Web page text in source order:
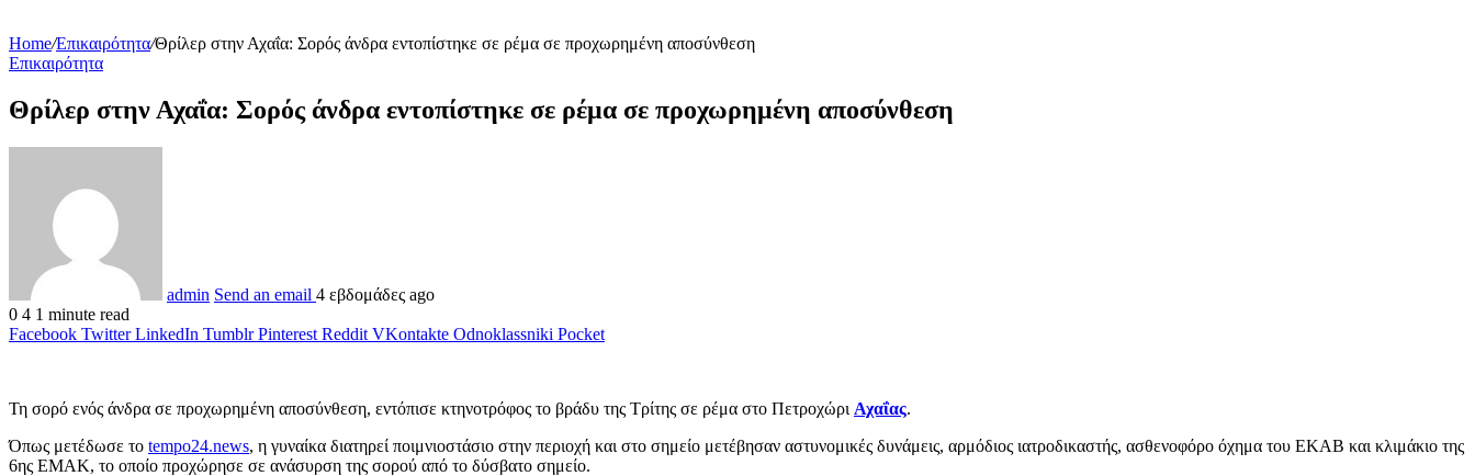
Home/Επικαιρότητα/Θρίλερ στην Αχαΐα: Σορός άνδρα εντοπίστηκε σε ρέμα σε προχωρημένη αποσύνθεση
Επικαιρότητα
Θρίλερ στην Αχαΐα: Σορός άνδρα εντοπίστηκε σε ρέμα σε προχωρημένη αποσύνθεση
admin Send an email 4 εβδομάδες ago
0 4 1 minute read
Facebook Twitter LinkedIn Tumblr Pinterest Reddit VKontakte Odnoklassniki Pocket
Τη σορό ενός άνδρα σε προχωρημένη αποσύνθεση, εντόπισε κτηνοτρόφος το βράδυ της Τρίτης σε ρέμα στο Πετροχώρι Αχαΐας.
Όπως μετέδωσε το tempo24.news, η γυναίκα διατηρεί ποιμνιοστάσιο στην περιοχή και στο σημείο μετέβησαν αστυνομικές δυνάμεις, αρμόδιος ιατροδικαστής, ασθενοφόρο όχημα του ΕΚΑΒ και κλιμάκιο της
6ης ΕΜΑΚ, το οποίο προχώρησε σε ανάσυρση της σορού από το δύσβατο σημείο.